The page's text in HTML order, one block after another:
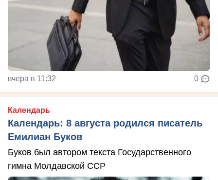
вчера в 11:32 0
Календарь
Календарь: 8 августа родился писатель
Емилиан Буков
Буков был автором текста Государственного
гимна Молдавской ССР